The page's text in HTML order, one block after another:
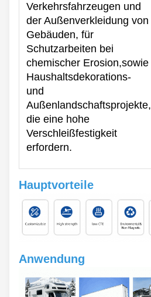
Verkehrsfahrzeugen und
der Außenverkleidung von
Gebäuden, für
Schutzarbeiten bei
chemischer Erosion,sowie
Haushaltsdekorations-
und
Außenlandschaftsprojekte,
die eine hohe
Verschleißfestigkeit
erfordern.
Hauptvorteile
Anwendung